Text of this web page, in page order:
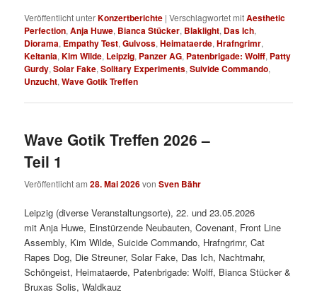
Veröffentlicht unterKonzertberichte |Verschlagwortet mitAesthetic
Perfection,Anja Huwe, Bianca Stücker, Blaklight, Das Ich,
Diorama, Empathy Test,Gulvoss,Heimataerde,Hrafngrimr,
Keltania,Kim Wilde, Leipzig, Panzer AG, Patenbrigade: Wolff, Patty
Gurdy,Solar Fake,Solitary Experiments,Suivide Commando,
Unzucht,Wave Gotik Treffen
Wave Gotik Treffen 2026 –
Teil 1
Veröffentlicht am28. Mai 2026vonSven Bähr
Leipzig (diverse Veranstaltungsorte), 22. und 23.05.2026
mit Anja Huwe, Einstürzende Neubauten, Covenant, Front Line
Assembly, Kim Wilde, Suicide Commando, Hrafngrimr, Cat
Rapes Dog, Die Streuner, Solar Fake, Das Ich, Nachtmahr,
Schöngeist, Heimataerde, Patenbrigade: Wolff, Bianca Stücker &
Bruxas Solis, Waldkauz